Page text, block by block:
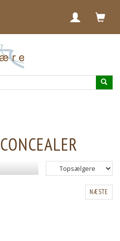
NÆSTE